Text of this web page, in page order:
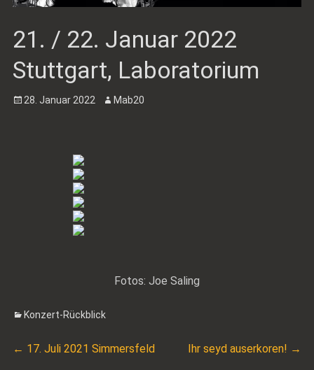
21. / 22. Januar 2022
Stuttgart, Laboratorium
Posted
28. Januar 2022 Author
Mab20
Fotos: Joe Saling
Categories
Konzert-Rückblick
Beitragsnavigation
← Previous
17. Juli 2021 Simmersfeld
Next
Ihr seyd auserkoren! →